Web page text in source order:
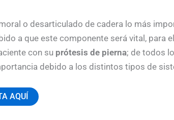
o desarticulado de cadera lo más
a que este componente será vital, para
con su prótesis de pierna; de todos
debido a los distintos tipos de
AQUÍ